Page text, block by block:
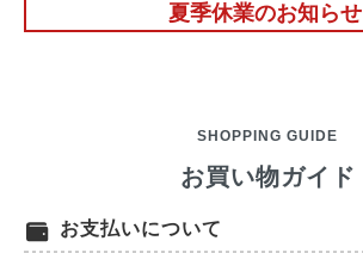
夏季休業のお知らせ
SHOPPING GUIDE
お買い物ガイド
お支払いについて